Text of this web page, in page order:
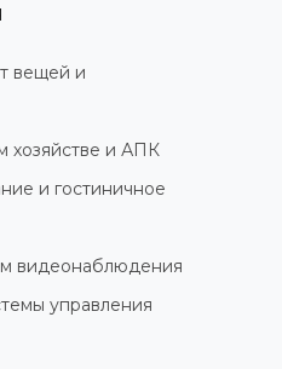
вещей и
хозяйстве и АПК
и гостиничное
видеонаблюдения
управления